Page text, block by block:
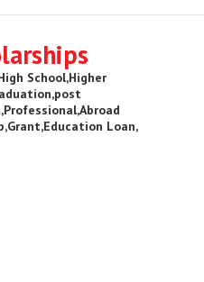
School,Higher
Loan,